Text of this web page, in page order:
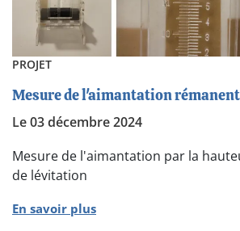
PROJET
Mesure de l'aimantation
Le 03 décembre 2024
Mesure de l'aimantation par la
de lévitation
En savoir plus